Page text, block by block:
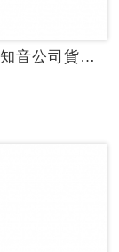
Marantz Model 30 綜合擴大機【環球知音公司貨保固】~日本原裝~